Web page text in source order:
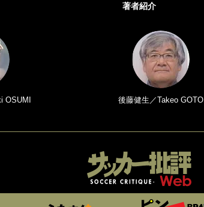
著者紹介
OSUMI 後藤健生／Takeo GOTO